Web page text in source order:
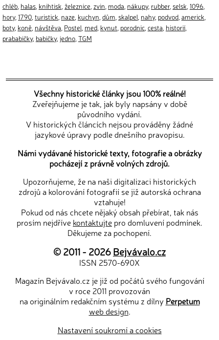
chléb halas knihtisk železnice zvin moda nákupy, rubber, selsk 1096
hory, 1790 turistick naze kuchyn dům skalpel nahy, podvod americk
boty, koně návštěva Postel med kynut porodnic cesta historií
prababičky, babičky, jedno TGM
Všechny historické články jsou 100% reálné!
Zveřejňujeme je tak, jak byly napsány v době
původního vydání.
V historických článcích nejsou prováděny žádné
jazykové úpravy podle dnešního pravopisu.
Námi vydávané historické texty, fotografie a obrázky
pocházejí z právně volných zdrojů.
Upozorňujeme, že na naši digitalizaci historických
zdrojů a kolorování fotografií se již autorská ochrana
vztahuje!
Pokud od nás chcete nějaký obsah přebírat, tak nás
prosím nejdříve kontaktujte pro domluvení podmínek.
Děkujeme za pochopení.
© 2011 - 2026Bejvávalo.cz
ISSN 2570-690X
Magazín Bejvávalo.cz je již od počátů svého fungování
v roce 2011 provozován
na originálním redakčním systému z dílny Perpetum
web design.
Nastavení soukromí a cookies